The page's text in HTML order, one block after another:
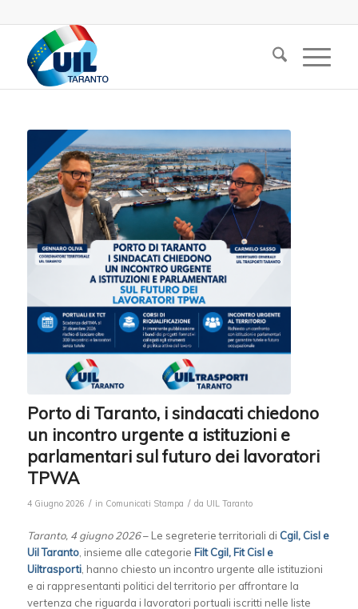
Porto di Taranto, i sindacati chiedono
un incontro urgente a istituzioni e
parlamentari sul futuro dei lavoratori
TPWA
4 Giugno 2026 / in Comunicati Stampa / da UIL Taranto
Taranto, 4 giugno 2026– Le segreterie territoriali di Cgil, Cisl e
Uil Taranto, insieme alle categorie Filt Cgil, Fit Cisl e
Uiltrasporti, hanno chiesto un incontro urgente alle istituzioni
e ai rappresentanti politici del territorio per affrontare la
vertenza che riguarda i lavoratori portuali iscritti nelle liste